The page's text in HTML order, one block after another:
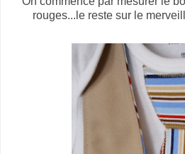
rouges...le reste sur le